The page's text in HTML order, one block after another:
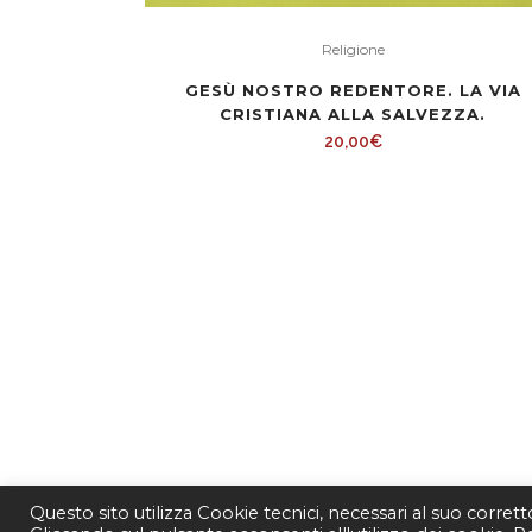
Religione
GESÙ NOSTRO REDENTORE. LA VIA
CRISTIANA ALLA SALVEZZA.
20,00€
Questo sito utilizza Cookie tecnici, necessari al suo